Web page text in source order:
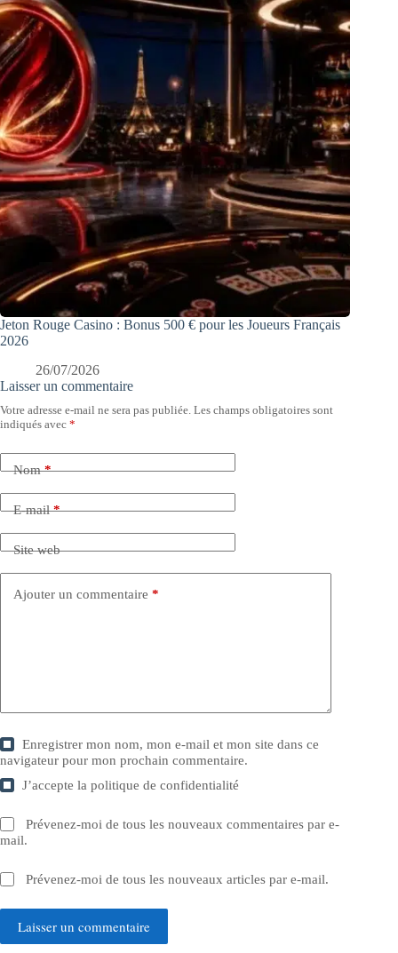
Jeton Rouge Casino : Bonus 500 € pour les Joueurs Français
2026
26/07/2026
Laisser un commentaire
Votre adresse e-mail ne sera pas publiée. Les champs obligatoires sont
indiqués avec *
Nom*
E-mail*
Site web
Ajouter un commentaire *
Enregistrer mon nom, mon e-mail et mon site dans ce
navigateur pour mon prochain commentaire.
J’accepte lapolitique de confidentialité
Prévenez-moi de tous les nouveaux commentaires par e-
mail.
Prévenez-moi de tous les nouveaux articles par e-mail.
Laisser un commentaire